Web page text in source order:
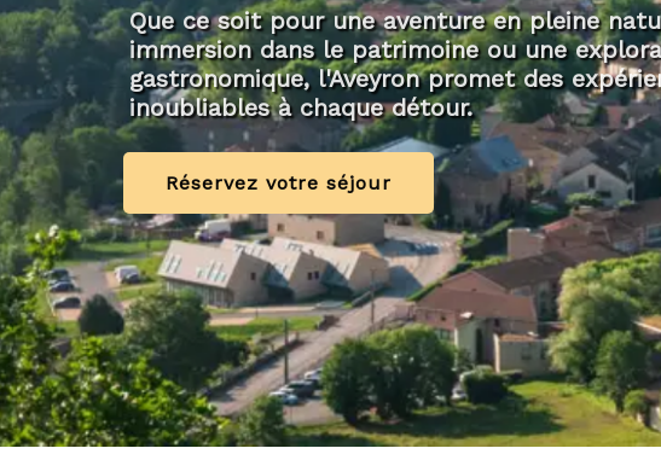
Que ce soit pour une aventure en pleine
immersion dans le patrimoine ou une
gastronomique, l'Aveyron promet des
inoubliables à chaque détour.
Réservez votre séjour